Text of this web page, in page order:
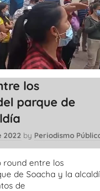
los
parque de
2022 by Periodismo
round entre los
de Soacha y la
de